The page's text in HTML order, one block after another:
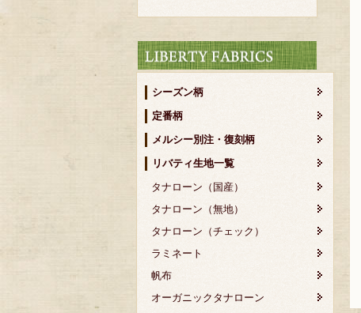
シーズン柄
定番柄
メルシー別注・復刻柄
リバティ生地一覧
タナローン（国産）
タナローン（無地）
タナローン（チェック）
ラミネート
帆布
オーガニックタナローン